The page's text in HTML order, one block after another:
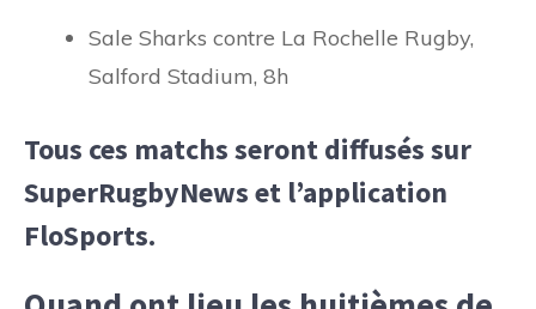
Sale Sharks contre La Rochelle Rugby,
Salford Stadium, 8h
Tous ces matchs seront diffusés sur
SuperRugbyNews et l’application
FloSports.